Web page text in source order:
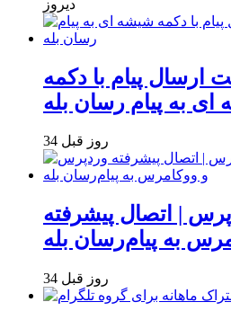
دیروز
پیام با دکمه
به پیام رسان بله
34 روز قبل
| اتصال پیشرفته
به پیام‌رسان بله
34 روز قبل